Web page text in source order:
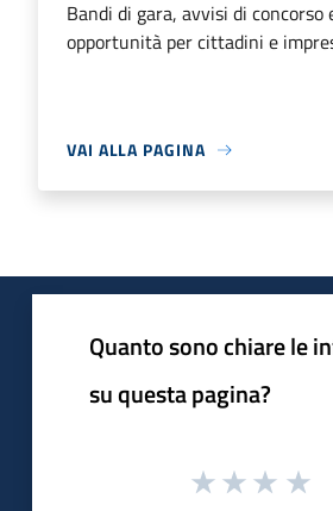
Bandi di gara, avvisi di
opportunità per cittadini e
VAI ALLA PAGINA
Quanto sono chiare le
su questa pagina?